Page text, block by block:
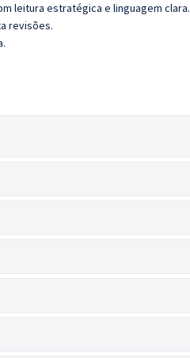
leitura estratégica e linguagem clara.
revisões.